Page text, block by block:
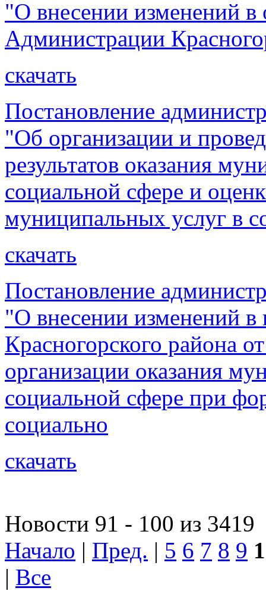
"О внесении изменений в
Администрации
скачать
Постановление
"Об организации и
результатов оказания
социальной сфере и
муниципальных услуг в
скачать
Постановление
"О внесении изменений
Красногорского района
организации оказания
социальной сфере при
социально
скачать
Новости 91 - 100 из 3419
Начало | Пред. | 5 6 7 8 9
| Все